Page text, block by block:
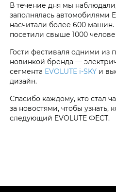
В течение дня мы
заполнялась автомобилями
насчитали более 600 машин.
посетили свыше 1000
Гости фестиваля одними из
новинкой бренда —
сегмента EVOLUTE i‑SKY и
дизайн.
Спасибо каждому, кто стал
за новостями, чтобы узнать,
следующий EVOLUTE ФЕСТ.